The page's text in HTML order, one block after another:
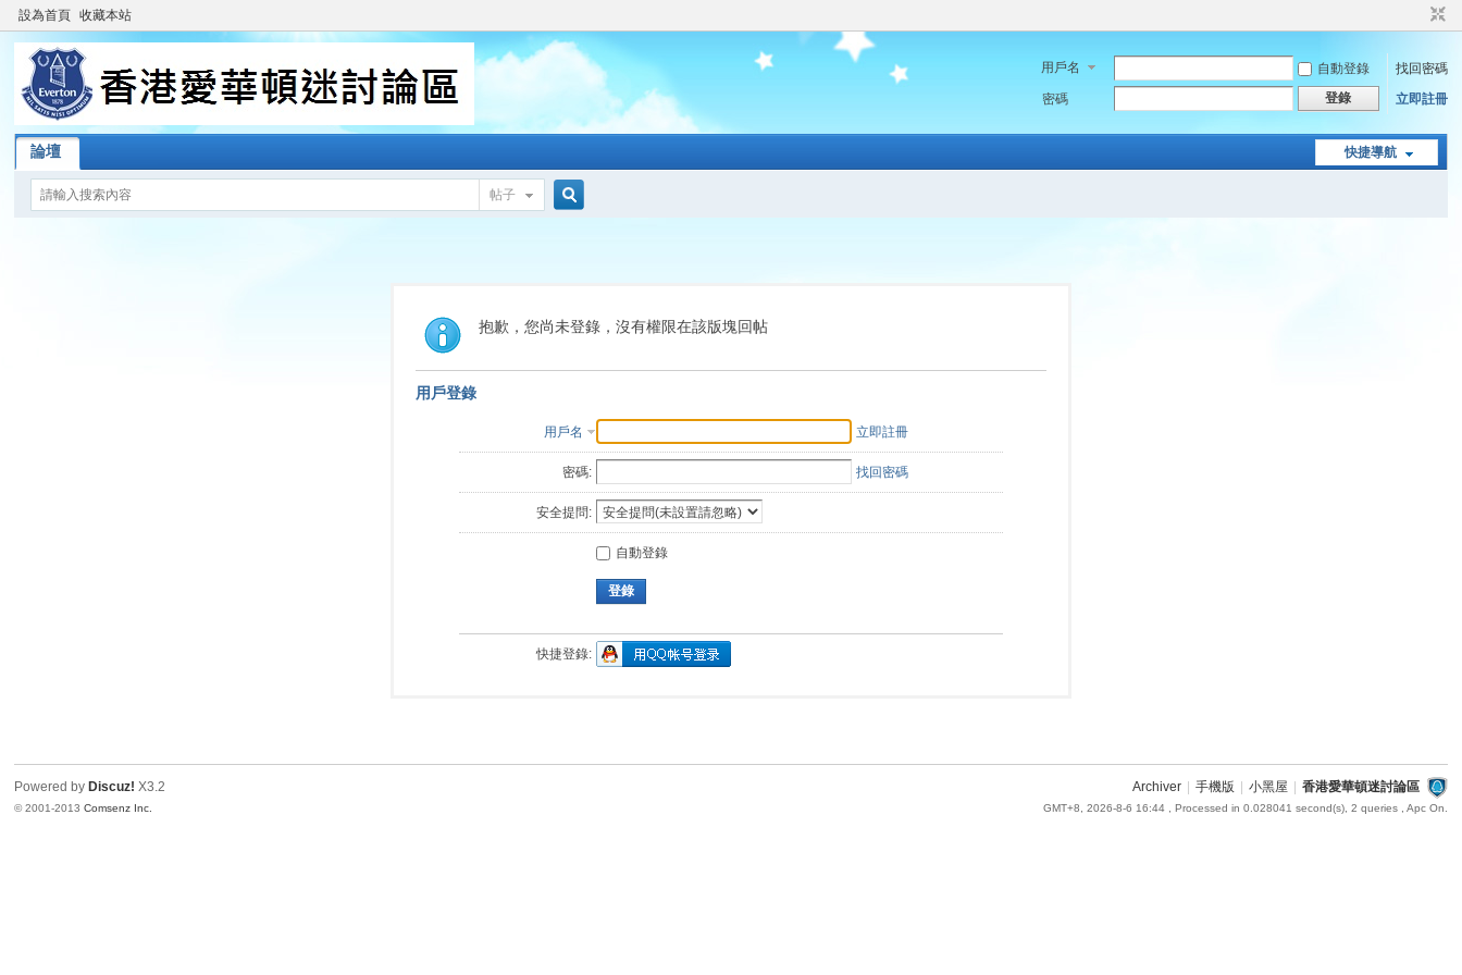
設為首頁 收藏本站
用戶名 自動登錄
找回密碼
密碼
登錄 立即註冊
快捷導航
論壇
帖子
索
抱歉，您尚未登錄，沒有權限在該版塊回帖
用戶登錄
用戶名 立即註冊
密碼: 找回密碼
安全提問:
自動登錄
登錄
快捷登錄:
Archiver 手機版 小黑屋 香港愛華頓迷討論區
GMT+8, 2026-8-6 16:44, Processed in 0.028041 second(s), 2 queries , Apc On.
Powered by Discuz! X3.2
© 2001-2013Comsenz Inc.